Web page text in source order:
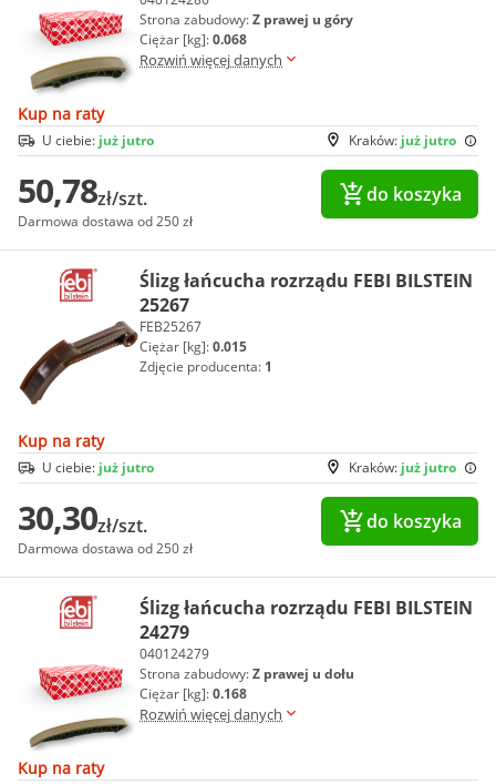
Strona zabudowy:Z prawej u góry
Ciężar [kg]:0.068
Rozwiń więcej danych
Kup na raty
Kraków: już jutro
U ciebie: już jutro
50,78zł/szt.
Darmowa dostawa od 250 zł
do koszyka
Ślizg łańcucha rozrządu FEBI BILSTEIN
25267
FEB25267
Ciężar [kg]:0.015
Zdjęcie producenta: 1
Kup na raty
Kraków: już jutro
U ciebie: już jutro
30,30zł/szt.
Darmowa dostawa od 250 zł
do koszyka
Ślizg łańcucha rozrządu FEBI BILSTEIN
24279
040124279
Strona zabudowy:Z prawej u dołu
Ciężar [kg]:0.168
Rozwiń więcej danych
Kup na raty